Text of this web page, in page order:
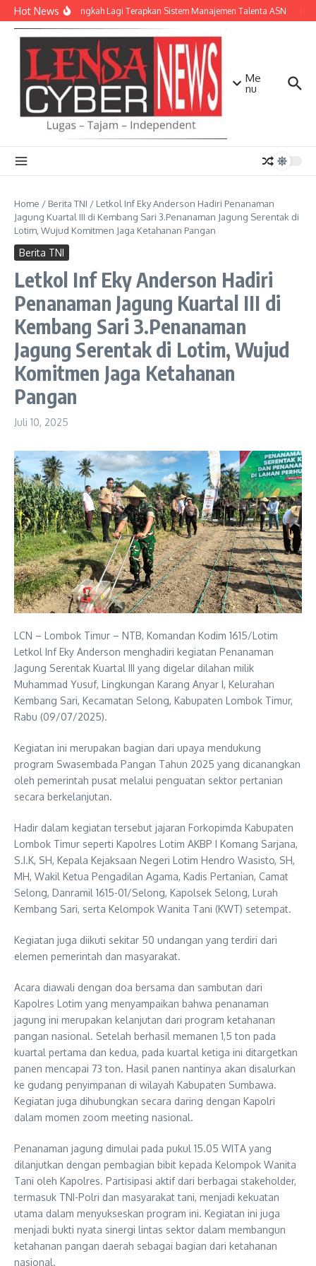
Lewati ke konten
Hot NewsNTB Selangkah Lagi Terapkan Sistem Manajemen Talenta ASN
Me
nu
Home / Berita TNI / Letkol Inf Eky Anderson Hadiri Penanaman
Jagung Kuartal III di Kembang Sari 3.Penanaman Jagung Serentak di
Lotim, Wujud Komitmen Jaga Ketahanan Pangan
Berita TNI
Letkol Inf Eky Anderson Hadiri
Penanaman Jagung Kuartal III di
Kembang Sari 3.Penanaman
Jagung Serentak di Lotim, Wujud
Komitmen Jaga Ketahanan
Pangan
Juli 10, 2025
LCN – Lombok Timur – NTB, Komandan Kodim 1615/Lotim
Letkol Inf Eky Anderson menghadiri kegiatan Penanaman
Jagung Serentak Kuartal III yang digelar dilahan milik
Muhammad Yusuf, Lingkungan Karang Anyar I, Kelurahan
Kembang Sari, Kecamatan Selong, Kabupaten Lombok Timur,
Rabu (09/07/2025).
Kegiatan ini merupakan bagian dari upaya mendukung
program Swasembada Pangan Tahun 2025 yang dicanangkan
oleh pemerintah pusat melalui penguatan sektor pertanian
secara berkelanjutan.
Hadir dalam kegiatan tersebut jajaran Forkopimda Kabupaten
Lombok Timur seperti Kapolres Lotim AKBP I Komang Sarjana,
S.I.K, SH, Kepala Kejaksaan Negeri Lotim Hendro Wasisto, SH,
MH, Wakil Ketua Pengadilan Agama, Kadis Pertanian, Camat
Selong, Danramil 1615-01/Selong, Kapolsek Selong, Lurah
Kembang Sari, serta Kelompok Wanita Tani (KWT) setempat.
Kegiatan juga diikuti sekitar 50 undangan yang terdiri dari
elemen pemerintah dan masyarakat.
Acara diawali dengan doa bersama dan sambutan dari
Kapolres Lotim yang menyampaikan bahwa penanaman
jagung ini merupakan kelanjutan dari program ketahanan
pangan nasional. Setelah berhasil memanen 1,5 ton pada
kuartal pertama dan kedua, pada kuartal ketiga ini ditargetkan
panen mencapai 73 ton. Hasil panen nantinya akan disalurkan
ke gudang penyimpanan di wilayah Kabupaten Sumbawa.
Kegiatan juga dihubungkan secara daring dengan Kapolri
dalam momen zoom meeting nasional.
Penanaman jagung dimulai pada pukul 15.05 WITA yang
dilanjutkan dengan pembagian bibit kepada Kelompok Wanita
Tani oleh Kapolres. Partisipasi aktif dari berbagai stakeholder,
termasuk TNI-Polri dan masyarakat tani, menjadi kekuatan
utama dalam menyukseskan program ini. Kegiatan ini juga
menjadi bukti nyata sinergi lintas sektor dalam membangun
ketahanan pangan daerah sebagai bagian dari ketahanan
nasional.